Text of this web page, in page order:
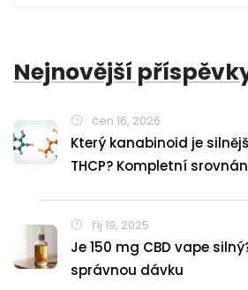
Nejnovější
čen 16, 2026
Který kanabinoid je
THCP? Kompletní
říj 19, 2025
Je 150 mg CBD vape
správnou dávku